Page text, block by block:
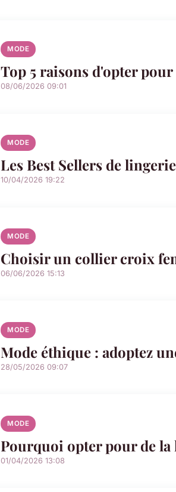
MODE
Top 5 raisons d'opter
08/06/2026 09:01
MODE
Les Best Sellers de
10/04/2026 19:22
MODE
Choisir un collier croix
06/06/2026 15:13
MODE
Mode éthique : adoptez
28/05/2026 09:07
MODE
Pourquoi opter pour de la
01/04/2026 13:08